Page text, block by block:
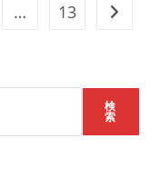
…
13 次のペ
検
索